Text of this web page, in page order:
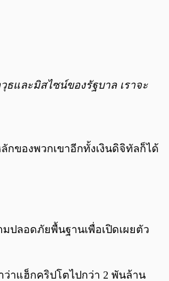
ธและมิสไซน์ของรัฐบาล เราจะ
กของพวกเขาอีกทั้งเงินดิจิทัลก็ได้
ปลอดภัยพื้นฐานเพื่อเปิดเผยตัว
ว่าแฮ็กคริปโตไปกว่า 2 พันล้าน